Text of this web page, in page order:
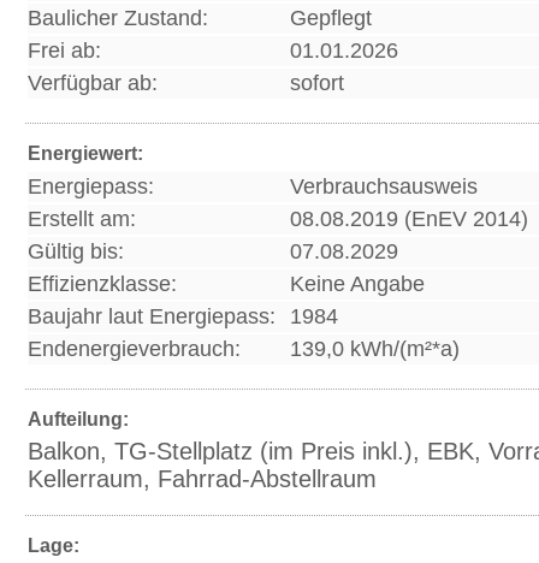
Baulicher Zustand:
Gepflegt
Frei ab:
01.01.2026
Verfügbar ab:
sofort
Energiewert:
Energiepass:
Verbrauchsausweis
Erstellt am:
08.08.2019 (EnEV 2014)
Gültig bis:
07.08.2029
Effizienzklasse:
Keine Angabe
Baujahr laut Energiepass:
1984
Endenergieverbrauch:
139,0 kWh/(m²*a)
Aufteilung:
Balkon, TG-Stellplatz (im Preis inkl.), EBK,
Kellerraum, Fahrrad-Abstellraum
Lage: